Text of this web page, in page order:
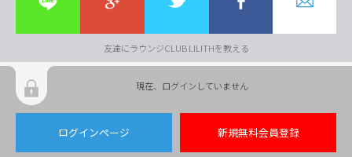
友達にラウンジCLUB LILITHを教える
現在、ログインしていません
ログインページ 新規無料会員登録